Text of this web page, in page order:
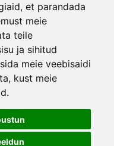
et parandada
meie
teile
ja sihitud
meie veebisaidi
kust meie
PVC kardinad, Metallist
ESD tool
Perfosein, Seisulaud
Kaubakäru, Riiulkäru,